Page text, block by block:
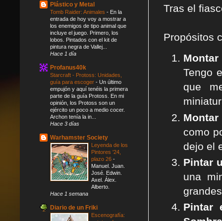
Tras el
Propósitos
Tengo
que
como
dejo el
Pintar
una
Pintar
Plástico y Metal
Tomb Raider: Animales - En la
entrada de hoy voy a mostrar a
los enemigos de tipo animal que
incluye el juego. Primero, los
lobos. Pintados con el kit de
pintura negra de Vallej...
Hace 1 día
Profanus40k
Starcraft - Protoss: Unidades,
guía para escoger - Un último
empujón y aquí tenéis la primera
parte de la guía Protoss. En mi
opinión, los Protoss son un
ejército un poco a medio cocer.
Archon tenía la in...
Hace 3 días
Warhamster Society
Leyenda de los
Pintores '24,
plazo 26 -
Manuel. Juan.
José. Edwin.
Axel. Álex.
Alberto.
Hace 1 semana
Diario de un Friki
Escenografía: